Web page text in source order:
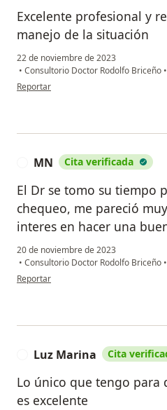
Excelente profesional y
manejo de la situación
22 de noviembre de 2023
• Consultorio Doctor Rodolfo Briceño •
en opinión del usuario Nicolas Villa
Reportar
MN Cita verificada
El Dr se tomo su tiempo
chequeo, me pareció
interes en hacer una
20 de noviembre de 2023
• Consultorio Doctor Rodolfo Briceño •
en opinión del usuario MN
Reportar
Luz Marina Cita
Lo único que tengo para
es excelente